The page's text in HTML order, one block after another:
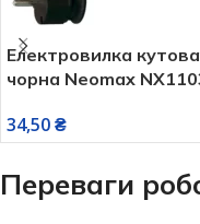
Електровилка
чорна Neomax
34,50₴
Переваги